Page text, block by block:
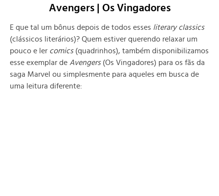
Avengers | Os Vingadores
E que tal um bônus depois de todos esses literary classics
(clássicos literários)? Quem estiver querendo relaxar um
pouco e ler comics(quadrinhos), também disponibilizamos
esse exemplar de Avengers(Os Vingadores) para os fãs da
saga Marvel ou simplesmente para aqueles em busca de
uma leitura diferente: